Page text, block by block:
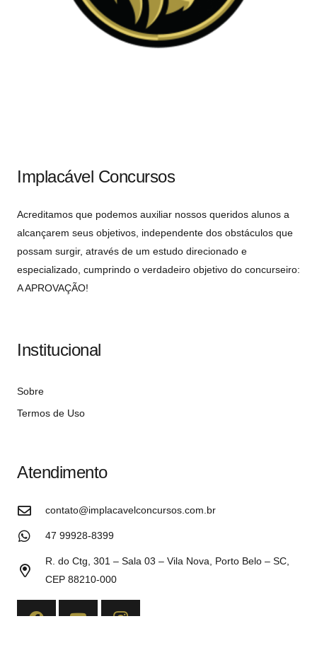
Implacável Concursos
Acreditamos que podemos auxiliar nossos queridos alunos a
alcançarem seus objetivos, independente dos obstáculos que
possam surgir, através de um estudo direcionado e
especializado, cumprindo o verdadeiro objetivo do concurseiro:
A APROVAÇÃO!
Institucional
Sobre
Termos de Uso
Atendimento
contato@implacavelconcursos.com.br
47 99928-8399
R. do Ctg, 301 – Sala 03 – Vila Nova, Porto Belo – SC,
CEP 88210-000